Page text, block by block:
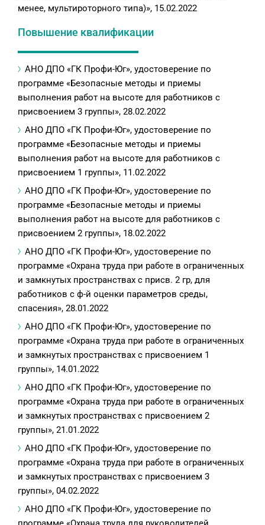
менее, мультироторного типа)», 15.02.2022
Повышение квалификации
АНО ДПО «ГК Профи-Юг», удостоверение по
программе «Безопасные методы и приемы
выполнения работ на высоте для работников с
присвоением 3 группы», 28.02.2022
АНО ДПО «ГК Профи-Юг», удостоверение по
программе «Безопасные методы и приемы
выполнения работ на высоте для работников с
присвоением 1 группы», 11.02.2022
АНО ДПО «ГК Профи-Юг», удостоверение по
программе «Безопасные методы и приемы
выполнения работ на высоте для работников с
присвоением 2 группы», 18.02.2022
АНО ДПО «ГК Профи-Юг», удостоверение по
программе «Охрана труда при работе в ограниченных
и замкнутых пространствах с присв. 2 гр, для
работников с ф-й оценки параметров среды,
спасения», 28.01.2022
АНО ДПО «ГК Профи-Юг», удостоверение по
программе «Охрана труда при работе в ограниченных
и замкнутых пространствах с присвоением 1
группы», 14.01.2022
АНО ДПО «ГК Профи-Юг», удостоверение по
программе «Охрана труда при работе в ограниченных
и замкнутых пространствах с присвоением 2
группы», 21.01.2022
АНО ДПО «ГК Профи-Юг», удостоверение по
программе «Охрана труда при работе в ограниченных
и замкнутых пространствах с присвоением 3
группы», 04.02.2022
АНО ДПО «ГК Профи-Юг», удостоверение по